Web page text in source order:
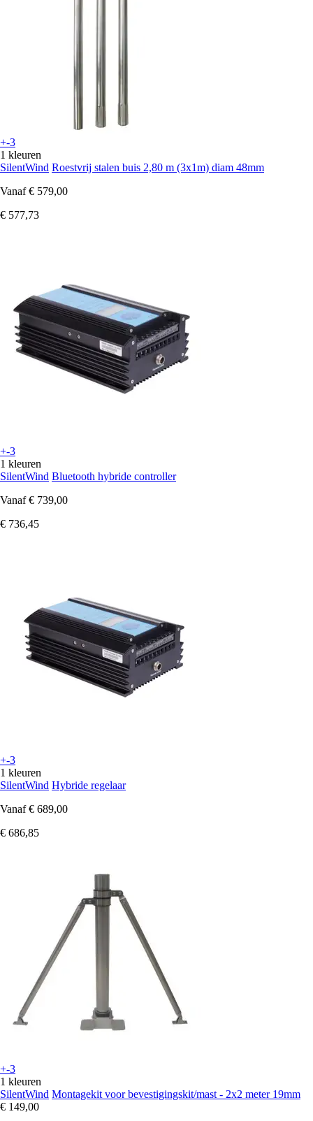
+-3
1 kleuren
SilentWind Roestvrij stalen buis 2,80 m (3x1m) diam 48mm
Vanaf € 579,00
€ 577,73
+-3
1 kleuren
SilentWind Bluetooth hybride controller
Vanaf € 739,00
€ 736,45
+-3
1 kleuren
SilentWind Hybride regelaar
Vanaf € 689,00
€ 686,85
+-3
1 kleuren
SilentWind Montagekit voor bevestigingskit/mast - 2x2 meter 19mm
€ 149,00